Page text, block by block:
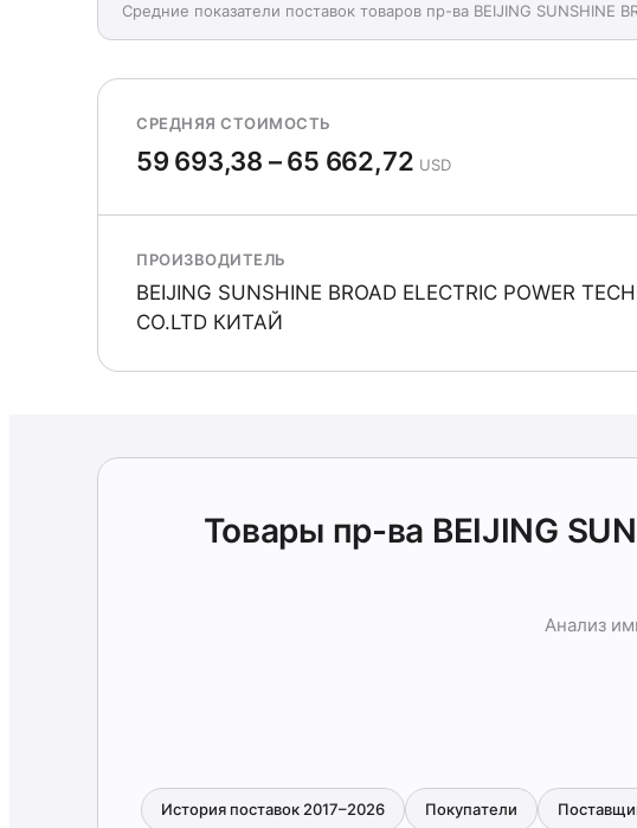
Средние показатели поставок товаров пр-ва BEIJING SUNSHINE
СРЕДНЯЯ СТОИМОСТЬ
59 693,38 – 65 662,72 USD
ПРОИЗВОДИТЕЛЬ
BEIJING SUNSHINE BROAD ELECTRIC POWER
CO.LTD КИТАЙ
Товары пр-ва BEIJING
Анализ
История поставок 2017–2026 Покупатели